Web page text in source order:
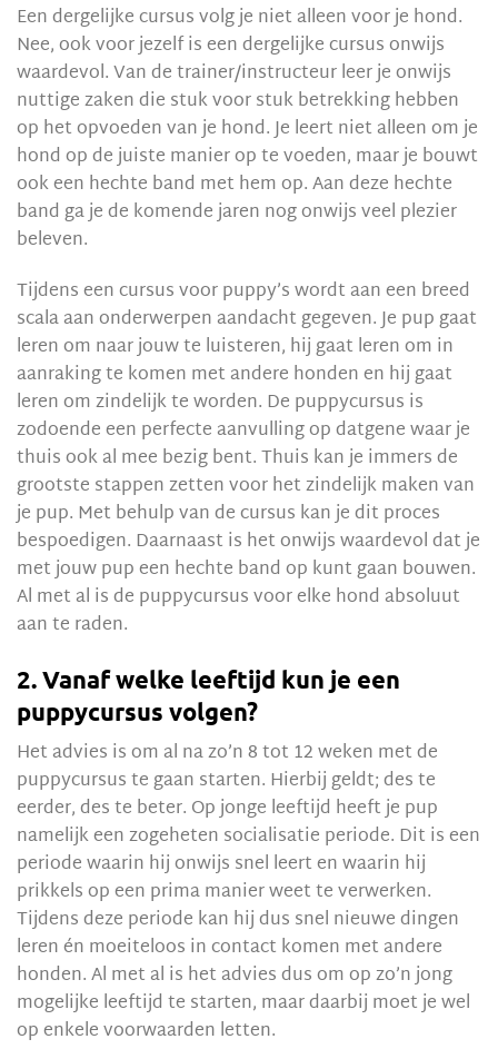
Een dergelijke cursus volg je niet alleen voor je hond.
Nee, ook voor jezelf is een dergelijke cursus onwijs
waardevol. Van de trainer/instructeur leer je onwijs
nuttige zaken die stuk voor stuk betrekking hebben
op het opvoeden van je hond. Je leert niet alleen om je
hond op de juiste manier op te voeden, maar je bouwt
ook een hechte band met hem op. Aan deze hechte
band ga je de komende jaren nog onwijs veel plezier
beleven.
Tijdens een cursus voor puppy’s wordt aan een breed
scala aan onderwerpen aandacht gegeven. Je pup gaat
leren om naar jouw te luisteren, hij gaat leren om in
aanraking te komen met andere honden en hij gaat
leren om zindelijk te worden. De puppycursus is
zodoende een perfecte aanvulling op datgene waar je
thuis ook al mee bezig bent. Thuis kan je immers de
grootste stappen zetten voor het zindelijk maken van
je pup. Met behulp van de cursus kan je dit proces
bespoedigen. Daarnaast is het onwijs waardevol dat je
met jouw pup een hechte band op kunt gaan bouwen.
Al met al is de puppycursus voor elke hond absoluut
aan te raden.
2. Vanaf welke leeftijd kun je een
puppycursus volgen?
Het advies is om al na zo’n 8 tot 12 weken met de
puppycursus te gaan starten. Hierbij geldt; des te
eerder, des te beter. Op jonge leeftijd heeft je pup
namelijk een zogeheten socialisatie periode. Dit is een
periode waarin hij onwijs snel leert en waarin hij
prikkels op een prima manier weet te verwerken.
Tijdens deze periode kan hij dus snel nieuwe dingen
leren én moeiteloos in contact komen met andere
honden. Al met al is het advies dus om op zo’n jong
mogelijke leeftijd te starten, maar daarbij moet je wel
op enkele voorwaarden letten.